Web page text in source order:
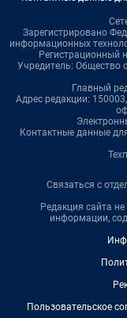
Зарегистрировано
информационных
Регистрационный
Учредитель: Общество
Главный
Адрес редакции:
Контактные данные
Связаться с
Редакция сайта не
информации,
Пользовательское